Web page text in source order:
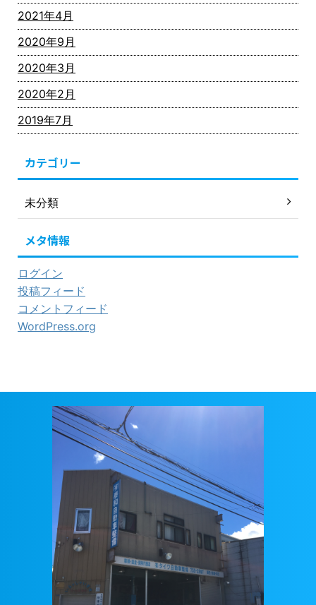
2021年4月
2020年9月
2020年3月
2020年2月
2019年7月
カテゴリー
未分類
メタ情報
ログイン
投稿フィード
コメントフィード
WordPress.org